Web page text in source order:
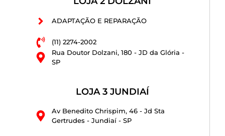
ADAPTAÇÃO E REPARAÇÃO
(11) 2274-2002
Rua Doutor Dolzani, 180 - JD da Glória -
SP
LOJA 3 JUNDIAÍ
Av Benedito Chrispim, 46 - Jd Sta
Gertrudes - Jundiaí - SP